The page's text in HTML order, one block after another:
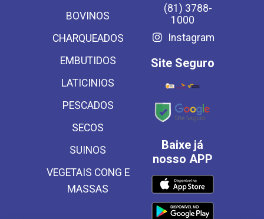
BOVINOS
CHARQUEADOS
EMBUTIDOS
LATICINIOS
PESCADOS
SECOS
SUINOS
VEGETAIS CONG E
MASSAS
(81) 3788-
1000
Instagram
Site Seguro
Baixe já
nosso APP